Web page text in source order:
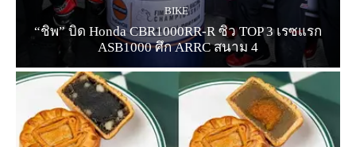
BIKE
“ชิพ” บิด Honda CBR1000RR-R ซิว TOP 3 เรซแรก
ASB1000 ศึก ARRC สนาม 4